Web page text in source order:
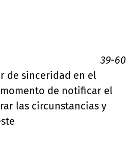
39-60
de sinceridad en el
de notificar el
las circunstancias y